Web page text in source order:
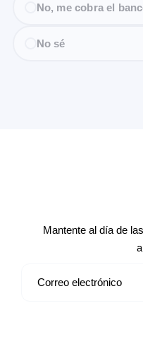
No, me cobra el
No sé
Mantente al día de